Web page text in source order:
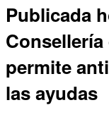
Publicada
permite
las ayudas